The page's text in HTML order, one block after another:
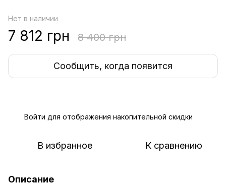
Нет в наличии
7 812 грн 8 400 грн
Сообщить, когда появится
Войти для отображения накопительной скидки
В избранное К сравнению
Описание